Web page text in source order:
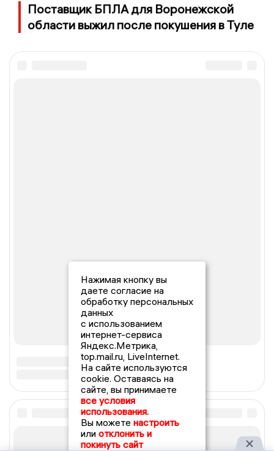
Поставщик БПЛА для Воронежской
области выжил после покушения в Туле
Нажимая кнопку вы
даете согласие на
обработку персональных
данных
с использованием
интернет-сервиса
Яндекс.Метрика,
top.mail.ru, LiveInternet.
На сайте используются
cookie. Оставаясь на
сайте, вы принимаете
все условия
использования.
Вы можете настроить
или отклонить и
покинуть сайт